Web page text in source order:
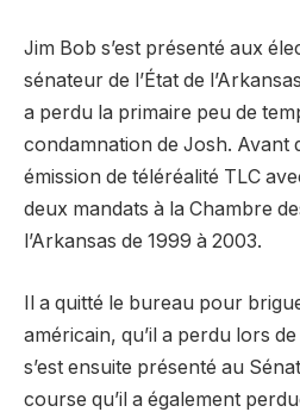
Jim Bob s’est présenté aux
sénateur de l’État de
a perdu la primaire peu de
condamnation de Josh. Avant
émission de téléréalité TLC
deux mandats à la Chambre
l’Arkansas de 1999 à 2003.
Il a quitté le bureau pour
américain, qu’il a perdu lors
s’est ensuite présenté au
course qu’il a également